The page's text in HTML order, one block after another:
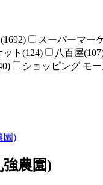
スーパーマー
ット(124) 八百屋
ショッピング モ
園)
農園)